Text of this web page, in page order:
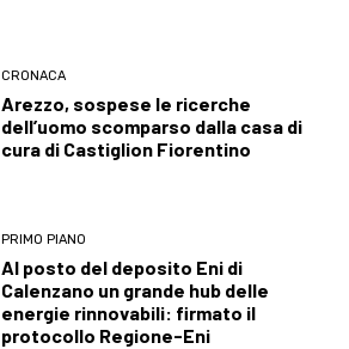
CRONACA
Arezzo, sospese le ricerche
dell’uomo scomparso dalla casa di
cura di Castiglion Fiorentino
PRIMO PIANO
Al posto del deposito Eni di
Calenzano un grande hub delle
energie rinnovabili: firmato il
protocollo Regione-Eni